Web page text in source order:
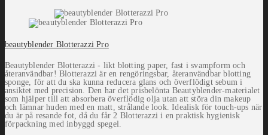
beautyblender Blotterazzi Pro
Beautyblender Blotterazzi - likt blotting paper, fast i svampform och
återanvändbar! Blotterazzi är en rengöringsbar, återanvändbar blotting
sponge, för att du ska kunna reducera glans och överflödigt sebum i
ansiktet med precision. Den har det prisbelönta Beautyblender-materialet
som hjälper till att absorbera överflödig olja utan att störa din makeup
och lämnar huden med en matt, strålande look. Idealisk för touch-ups när
du är på resande fot, då du får 2 Blotterazzi i en praktisk hygienisk
förpackning med inbyggd spegel.